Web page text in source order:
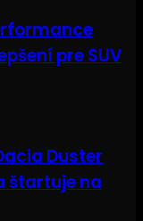
pre SUV
Duster
štartuje na